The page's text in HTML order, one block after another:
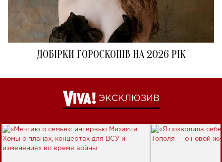
ДОБІРКИ ГОРОСКОПІВ НА 2026 РІК
ЭКСКЛЮЗИВ